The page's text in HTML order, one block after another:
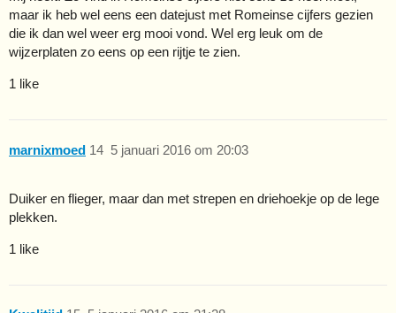
maar ik heb wel eens een datejust met Romeinse cijfers gezien
die ik dan wel weer erg mooi vond. Wel erg leuk om de
wijzerplaten zo eens op een rijtje te zien.
1 like
marnixmoed 5 januari 2016 om 20:03
14
Duiker en flieger, maar dan met strepen en driehoekje op de lege
plekken.
1 like